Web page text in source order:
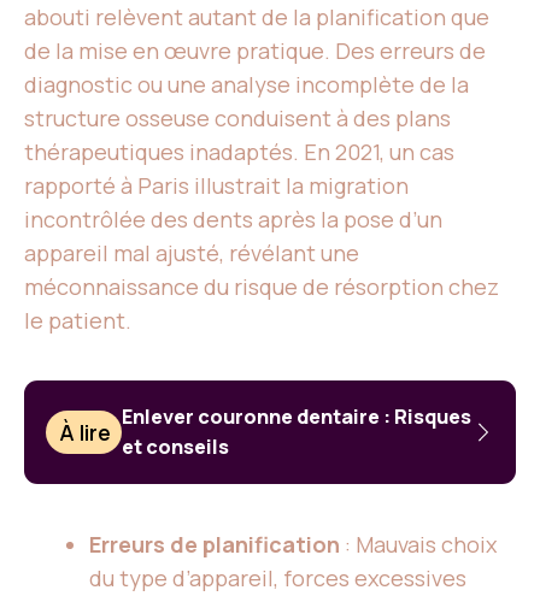
abouti relèvent autant de la planification que
de la mise en œuvre pratique. Des erreurs de
diagnostic ou une analyse incomplète de la
structure osseuse conduisent à des plans
thérapeutiques inadaptés. En 2021, un cas
rapporté à Paris illustrait la migration
incontrôlée des dents après la pose d’un
appareil mal ajusté, révélant une
méconnaissance du risque de résorption chez
le patient.
À lire
Enlever couronne dentaire : Risques
et conseils
Erreurs de planification : Mauvais choix
du type d’appareil, forces excessives